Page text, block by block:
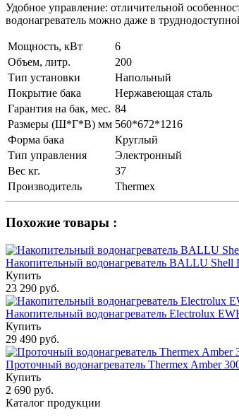
Удобное управление: отличительной
водонагреватель можно даже в
Мощность, кВт
6
Объем, литр.
200
Тип установки
Напольный
Покрытие бака
Нержавеющая сталь
Гарантия на бак, мес. 84
Размеры (Ш*Г*В) мм 560*672*1216
Форма бака
Круглый
Тип управления
Электронный
Вес кг.
37
Производитель
Thermex
Похожие товары :
Накопительный водонагреватель BALLU Shell
Купить
23 290 руб.
Накопительный водонагреватель Electrolux
Купить
29 490 руб.
Проточный водонагреватель Thermex Amber
Купить
2 690 руб.
Каталог продукции